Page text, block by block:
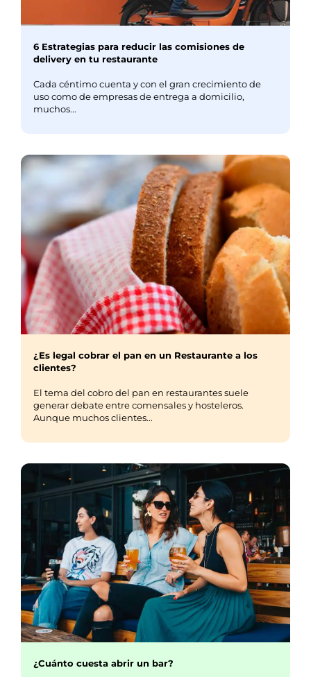
6 Estrategias para reducir las comisiones de
delivery en tu restaurante
Cada céntimo cuenta y con el gran crecimiento de
uso como de empresas de entrega a domicilio,
muchos...
¿Es legal cobrar el pan en un Restaurante a los
clientes?
El tema del cobro del pan en restaurantes suele
generar debate entre comensales y hosteleros.
Aunque muchos clientes...
¿Cuánto cuesta abrir un bar?